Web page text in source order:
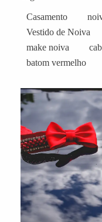
Casamento
Vestido de Noiva
make noiva
batom vermelho